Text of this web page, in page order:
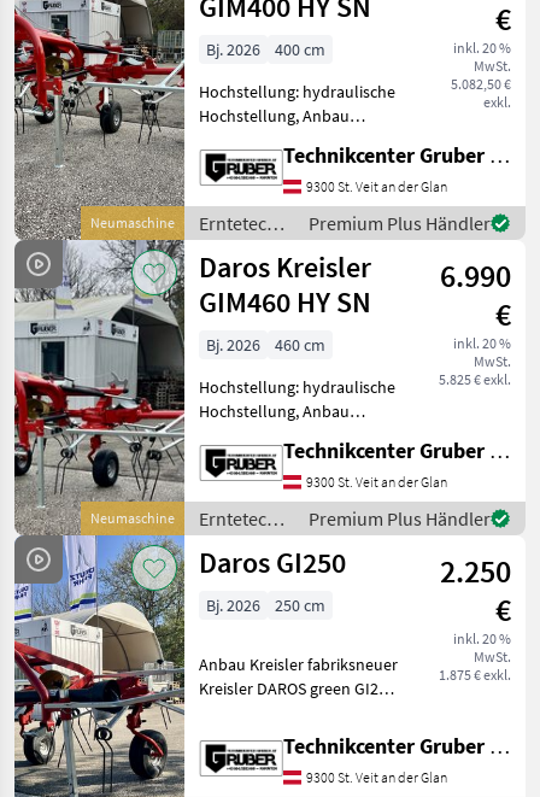
WÄHLEN
Daros
Pöttinger
Krone
Claas
Kuhn
Fella
Alle 36
anzeigen
MODELL
GIM
460
HY
GIM
600
HY
MARKTPLATZ
Marktplatz Händlerangebote Kleinanzeigen
Neumaschine
€
inkl. 20 %
MwSt.
5.082,50 €
exkl.
Bj. 2026
400 cm
Hochstellung: hydraulische
Hochstellung, Anbau
Grenzstreueinrichtung,
Schutzbügel fabriksneuer
Daros Green Kreisler GIM
SN 400 * speziell für Alpinen
Einsatz
Technikcenter Gruber GmbH
9300 St. Veit an der Glan
Erntetechnik
Grünland /
Daros
Premium Plus Händler
Neumaschine
Daros Kreisler
GIM460 HY SN
6.990
€
inkl. 20 %
MwSt.
5.825 € exkl.
Bj. 2026
460 cm
Hochstellung: hydraulische
Hochstellung, Anbau
Grenzstreueinrichtung,
Schutzbügel fabriksneuer
DAROS Kreisler Alpin GIM
460 HY SN * mit
„Klauenkupplung“,
Technikcenter Gruber GmbH
9300 St. Veit an der Glan
Erntetechnik
Grünland /
Daros
Premium Plus Händler
Daros GI250
2.250
€
inkl. 20 %
MwSt.
1.875 € exkl.
Bj. 2026 250 cm
Anbau Kreisler fabriksneuer
Kreisler DAROS green GI250
Traktoren und Berggebiete
* Anbaubock starr mit
drehbaren Rädern * 6
Technikcenter Gruber GmbH
9300 St. Veit an der Glan